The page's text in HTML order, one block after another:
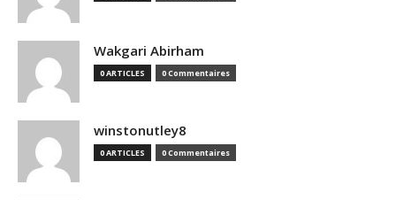
Wakgari Abirham
0 ARTICLES 0 Commentaires
winstonutley8
0 ARTICLES 0 Commentaires